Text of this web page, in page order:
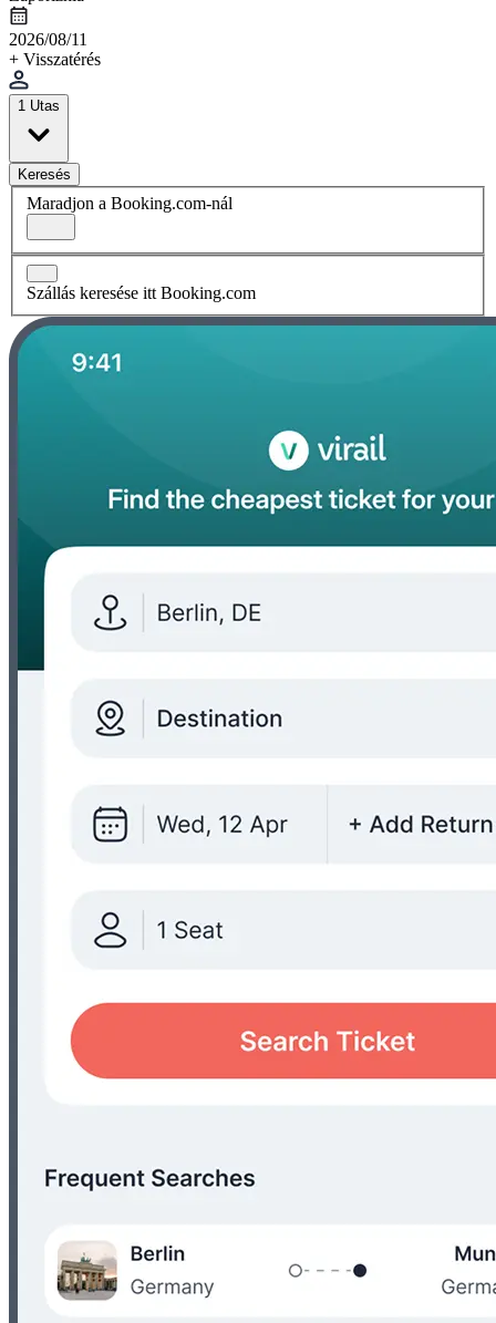
2026/08/11
+ Visszatérés
1 Utas
Keresés
Maradjon a Booking.com-nál
Szállás keresése itt Booking.com